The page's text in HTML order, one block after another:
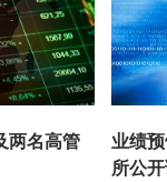
两名高管
业绩
所公